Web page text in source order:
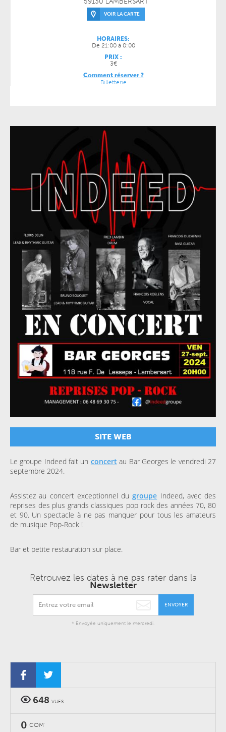
VOIR LA CARTE
HORAIRES:
De 21:00 à 0:00
PRIX :
3€
Comment réserver ?
Billetterie
SITE WEB
Le groupe Indeed fait un concert au Bar Georges le vendredi 27
septembre 2024.
Assistez au concert exceptionnel dugroupe Indeed, avec des
reprises des plus grands classiques pop rock des années 70, 80
et 90. Un spectacle à ne pas manquer pour tous les amateurs
de musique Pop-Rock !
Bar et petite restauration sur place.
Retrouvez les dates à ne pas rater dans la
Newsletter
ENVOYER
* Envoyée uniquement le mercredi.
648 VUES
0 COM'